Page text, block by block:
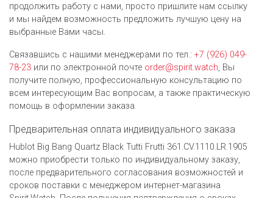
продолжить работу с нами, просто пришлите нам ссылку
и мы найдем возможность предложить лучшую цену на
выбранные Вами часы.
Связавшись с нашими менеджерами по тел.: +7 (926) 049-
78-23 или по электронной почте order@spirit.watch, Вы
получите полную, профессиональную консультацию по
всем интересующим Вас вопросам, а также практическую
помощь в оформлении заказа.
Предварительная оплата индивидуального заказа
Hublot Big Bang Quartz Black Tutti Frutti 361.CV.1110.LR.1905
можно приобрести только по индивидуальному заказу,
после предварительного согласования возможностей и
сроков поставки с менеджером интернет-магазина